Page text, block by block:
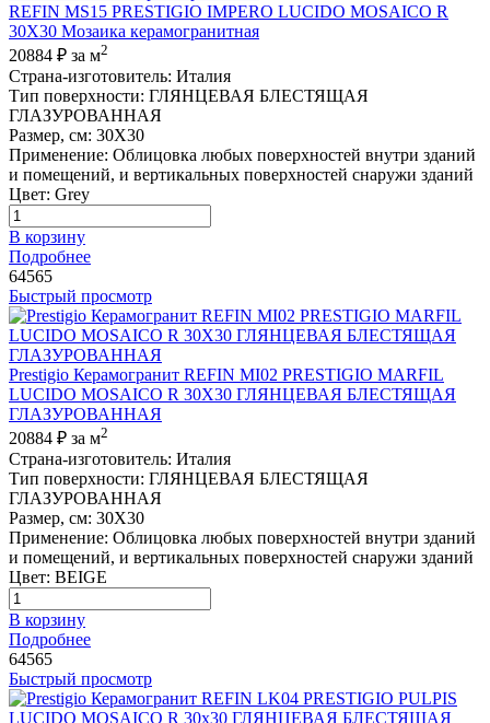
REFIN MS15 PRESTIGIO IMPERO LUCIDO MOSAICO R
30X30 Мозаика керамогранитная
20884 ₽ за м2
Страна-изготовитель: Италия
Тип поверхности: ГЛЯНЦЕВАЯ БЛЕСТЯЩАЯ
ГЛАЗУРОВАННАЯ
Размер, см: 30X30
Применение: Облицовка любых поверхностей внутри зданий
и помещений, и вертикальных поверхностей снаружи зданий
Цвет: Grey
В корзину
Подробнее
64565
Быстрый просмотр
Prestigio Керамогранит REFIN MI02 PRESTIGIO MARFIL
LUCIDO MOSAICO R 30X30 ГЛЯНЦЕВАЯ БЛЕСТЯЩАЯ
ГЛАЗУРОВАННАЯ
20884 ₽ за м2
Страна-изготовитель: Италия
Тип поверхности: ГЛЯНЦЕВАЯ БЛЕСТЯЩАЯ
ГЛАЗУРОВАННАЯ
Размер, см: 30X30
Применение: Облицовка любых поверхностей внутри зданий
и помещений, и вертикальных поверхностей снаружи зданий
Цвет: BEIGE
В корзину
Подробнее
64565
Быстрый просмотр